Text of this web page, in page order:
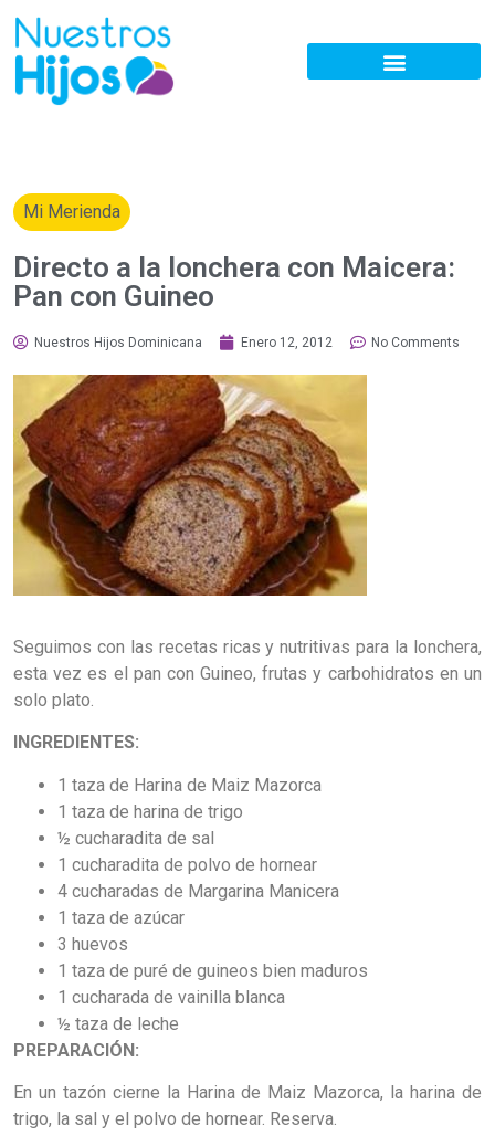
Mi Merienda
Directo a la lonchera con Maicera:
Pan con Guineo
Nuestros Hijos Dominicana Enero 12, 2012 No Comments
Seguimos con las recetas ricas y nutritivas para la lonchera,
esta vez es el pan con Guineo, frutas y carbohidratos en un
solo plato.
INGREDIENTES:
1 taza de Harina de Maiz Mazorca
1 taza de harina de trigo
½ cucharadita de sal
1 cucharadita de polvo de hornear
4 cucharadas de Margarina Manicera
1 taza de azúcar
3 huevos
1 taza de puré de guineos bien maduros
1 cucharada de vainilla blanca
½ taza de leche
PREPARACIÓN:
En un tazón cierne la Harina de Maiz Mazorca, la harina de
trigo, la sal y el polvo de hornear. Reserva.